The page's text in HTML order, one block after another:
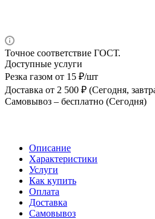
Точное соответствие ГОСТ.
Доступные услуги
Резка газом от 15 ₽/шт
Доставка от 2 500 ₽ (Сегодня,
Самовывоз – бесплатно (Сегодня)
Описание
Характеристики
Услуги
Как купить
Оплата
Доставка
Самовывоз